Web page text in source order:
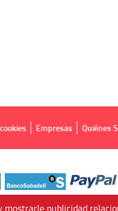
Empresas Quiénes
publicidad